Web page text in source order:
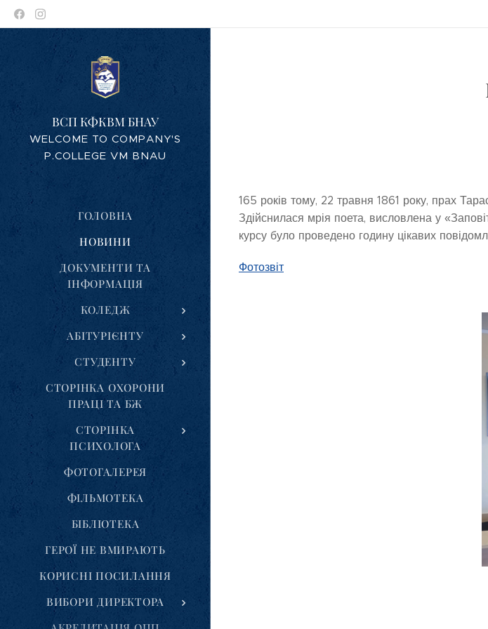
ВСП КФКВМ БНАУ
WELCOME TO COMPANY'S
P.COLLEGE VM BNAU
ГОЛОВНА
НОВИНИ
ДОКУМЕНТИ ТА
ІНФОРМАЦІЯ
КОЛЕДЖ
АБІТУРІЄНТУ
СТУДЕНТУ
СТОРІНКА ОХОРОНИ
ПРАЦІ ТА БЖ
СТОРІНКА
ПСИХОЛОГА
ФОТОГАЛЕРЕЯ
ФІЛЬМОТЕКА
БІБЛІОТЕКА
ГЕРОЇ НЕ ВМИРАЮТЬ
КОРИСНІ ПОСИЛАННЯ
ВИБОРИ ДИРЕКТОРА
165 років тому, 22 травня 1861 року, прах
Здійснилася мрія поета, висловлена у
курсу було проведено годину цікавих
Фотозвіт